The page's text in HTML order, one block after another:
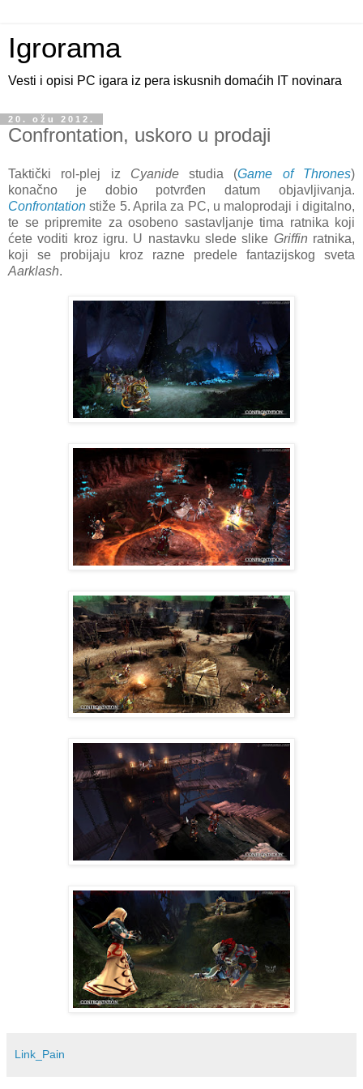
Igrorama
Vesti i opisi PC igara iz pera iskusnih domaćih IT novinara
20. ožu 2012.
Confrontation, uskoro u prodaji
Taktički rol-plej iz Cyanidestudia (Game of Thrones)
konačno je dobio potvrđen datum objavljivanja.
Confrontation stiže 5. Aprila za PC, u maloprodaji i digitalno,
te se pripremite za osobeno sastavljanje tima ratnika koji
ćete voditi kroz igru. U nastavku slede slike Griffin ratnika,
koji se probijaju kroz razne predele fantazijskog sveta
Aarklash.
Link_Pain